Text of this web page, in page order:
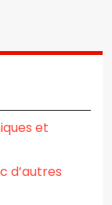
et
d’autres